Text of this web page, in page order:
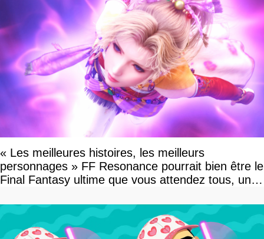
« Les meilleures histoires, les meilleurs
personnages » FF Resonance pourrait bien être le
Final Fantasy ultime que vous attendez tous, un
Notre interview exclusive